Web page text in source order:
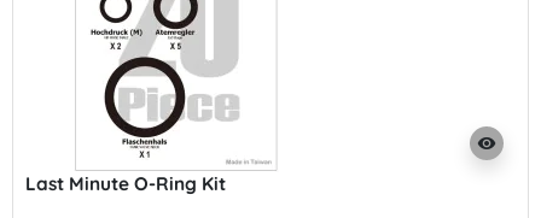
visibility
Last Minute O-Ring Kit